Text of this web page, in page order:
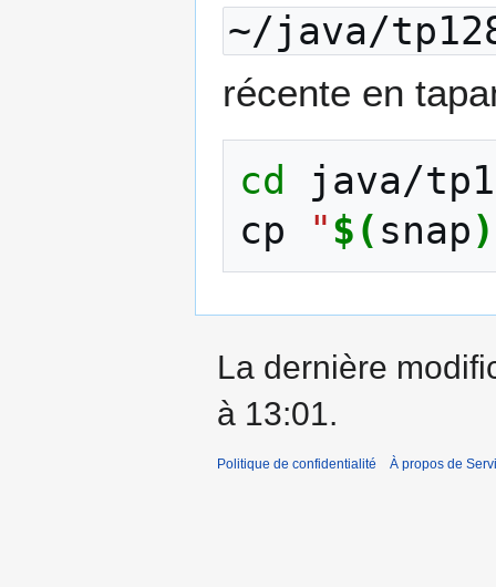
~/java/
récente en
cd
java/
cp
"$( snap)
La dernière
à 13:01.
Politique de confidentialité À propos de